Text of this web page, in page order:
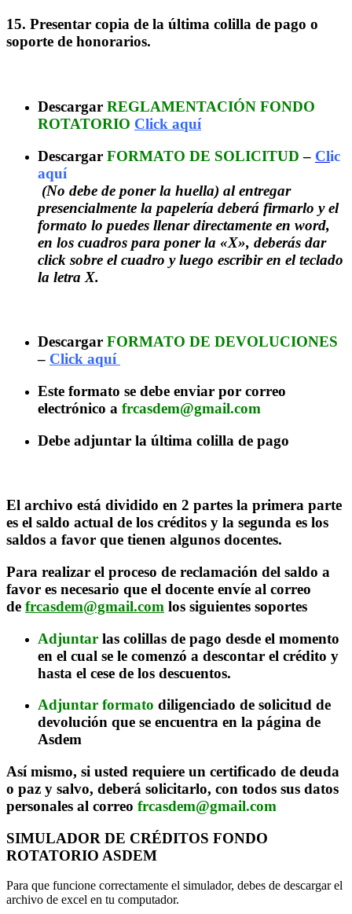
15. Presentar copia de la última colilla de pago o
soporte de honorarios.
Descargar REGLAMENTACIÓN FONDO
ROTATORIO Click aquí
Descargar FORMATO DE SOLICITUD – Clic
aquí
(No debe de poner la huella) al entregar
presencialmente la papelería deberá firmarlo y el
formato lo puedes llenar directamente en word,
en los cuadros para poner la «X», deberás dar
click sobre el cuadro y luego escribir en el teclado
la letra X.
Descargar FORMATO DE DEVOLUCIONES
– Click aquí
Este formato se debe enviar por correo
electrónico a frcasdem@gmail.com
Debe adjuntar la última colilla de pago
El archivo está dividido en 2 partes la primera parte
es el saldo actual de los créditos y la segunda es los
saldos a favor que tienen algunos docentes.
Para realizar el proceso de reclamación del saldo a
favor es necesario que el docente envíe al correo
de frcasdem@gmail.com los siguientes soportes
Adjuntar las colillas de pago desde el momento
en el cual se le comenzó a descontar el crédito y
hasta el cese de los descuentos.
Adjuntar formato diligenciado de solicitud de
devolución que se encuentra en la página de
Asdem
Así mismo, si usted requiere un certificado de deuda
o paz y salvo, deberá solicitarlo, con todos sus datos
personales al correo frcasdem@gmail.com
SIMULADOR DE CRÉDITOS FONDO
ROTATORIO ASDEM
Para que funcione correctamente el simulador, debes de descargar el
archivo de excel en tu computador.